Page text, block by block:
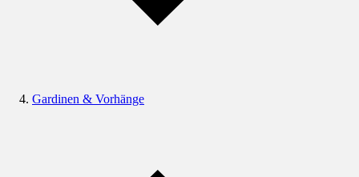
Gardinen & Vorhänge